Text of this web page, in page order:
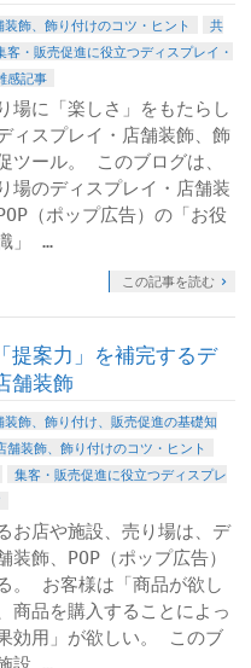
飾、飾り付けのコツ・ヒント
共
客・販売促進に役立つディスプレイ・
感記事
場に「楽しさ」をもたらし
ィスプレイ・店舗装飾、飾
ツール。 このブログは、
場のディスプレイ・店舗装
（ポップ広告）の「お役
」 …
この記事を読む
提案力」を補完するデ
舗装飾
飾、飾り付け、販売促進の基礎知
舗装飾、飾り付けのコツ・ヒント
集客・販売促進に役立つディスプレ
お店や施設、売り場は、デ
装飾、POP（ポップ広告）
。 お客様は「商品が欲し
商品を購入することによっ
効用」が欲しい。 このブ